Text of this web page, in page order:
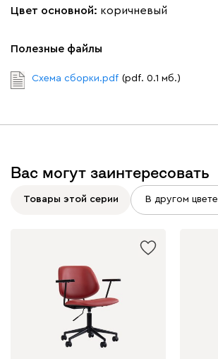
Цвет основной: коричневый
Полезные файлы
Схема сборки.pdf (pdf. 0.1 мб.)
Вас могут заинтересовать
Товары этой серии В другом цвете